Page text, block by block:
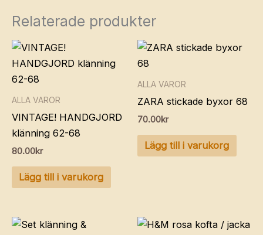
Relaterade produkter
ALLA VAROR
VINTAGE! HANDGJORD
klänning 62-68
80.00kr
Lägg till i varukorg
ALLA VAROR
ZARA stickade byxor 68
70.00kr
Lägg till i varukorg